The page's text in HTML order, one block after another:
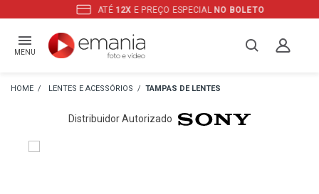
ATÉ12X E PREÇO ESPECIALNO BOLETO
MENU
LENTES E ACESSÓRIOS TAMPAS DE LENTES
Distribuidor Autorizado